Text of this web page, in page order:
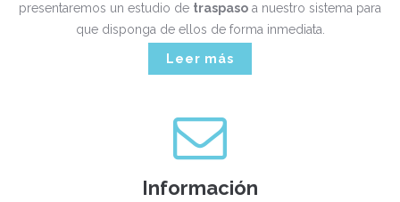
presentaremos un estudio de traspaso a nuestro sistema para
que disponga de ellos de forma inmediata.
Leer más
Información